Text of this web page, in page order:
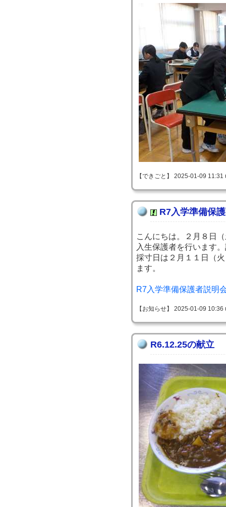
【できごと】 2025-01-09
R7入学準備保
こんにちは。２月８日
入生保護者を行います
採寸日は２月１１日（
ます。
R7入学準備保護者説明
【お知らせ】 2025-01-09
R6.12.25の献立